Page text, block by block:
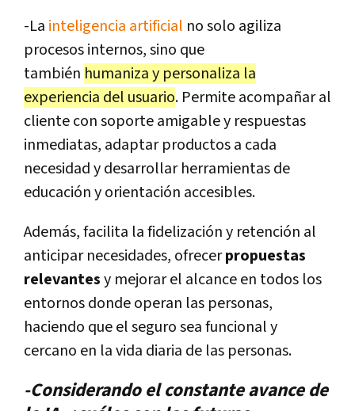
-La inteligencia artificial no solo agiliza
procesos internos, sino que
también humaniza y personaliza la
experiencia del usuario. Permite acompañar al
cliente con soporte amigable y respuestas
inmediatas, adaptar productos a cada
necesidad y desarrollar herramientas de
educación y orientación accesibles.
Además, facilita la fidelización y retención al
anticipar necesidades, ofrecerpropuestas
relevantesy mejorar el alcance en todos los
entornos donde operan las personas,
haciendo que el seguro sea funcional y
cercano en la vida diaria de las personas.
-Considerando el constante avance de